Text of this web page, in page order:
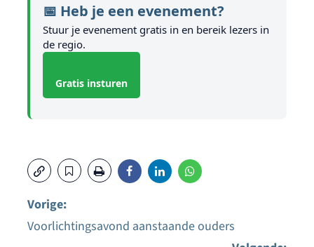
📅 Heb je een evenement?
Stuur je evenement gratis in en bereik lezers in
de regio.
Gratis insturen
Vorige:
Voorlichtingsavond aanstaande ouders